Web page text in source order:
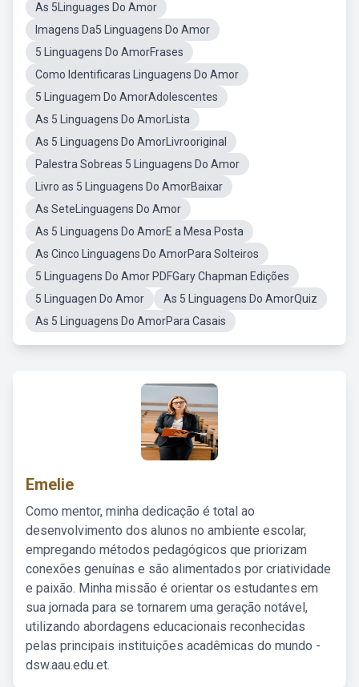
As 5Linguages Do Amor
Imagens Da5 Linguagens Do Amor
5 Linguagens Do AmorFrases
Como Identificaras Linguagens Do Amor
5 Linguagem Do AmorAdolescentes
As 5 Linguagens Do AmorLista
As 5 Linguagens Do AmorLivrooriginal
Palestra Sobreas 5 Linguagens Do Amor
Livro as 5 Linguagens Do AmorBaixar
As SeteLinguagens Do Amor
As 5 Linguagens Do AmorE a Mesa Posta
As Cinco Linguagens Do AmorPara Solteiros
5 Linguagens Do Amor PDFGary Chapman Edições
5 Linguagen Do Amor
As 5 Linguagens Do AmorQuiz
As 5 Linguagens Do AmorPara Casais
Emelie
Como mentor, minha dedicação é total ao
desenvolvimento dos alunos no ambiente escolar,
empregando métodos pedagógicos que priorizam
conexões genuínas e são alimentados por criatividade
e paixão. Minha missão é orientar os estudantes em
sua jornada para se tornarem uma geração notável,
utilizando abordagens educacionais reconhecidas
pelas principais instituições acadêmicas do mundo -
dsw.aau.edu.et.